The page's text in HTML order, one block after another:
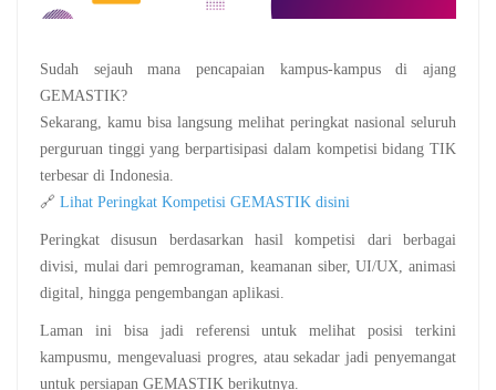
Sudah sejauh mana pencapaian kampus-kampus di ajang
GEMASTIK?
Sekarang, kamu bisa langsung melihat peringkat nasional seluruh
perguruan tinggi yang berpartisipasi dalam kompetisi bidang TIK
terbesar di Indonesia.
🔗 Lihat Peringkat Kompetisi GEMASTIK disini
Peringkat disusun berdasarkan hasil kompetisi dari berbagai
divisi, mulai dari pemrograman, keamanan siber, UI/UX, animasi
digital, hingga pengembangan aplikasi.
Laman ini bisa jadi referensi untuk melihat posisi terkini
kampusmu, mengevaluasi progres, atau sekadar jadi penyemangat
untuk persiapan GEMASTIK berikutnya.